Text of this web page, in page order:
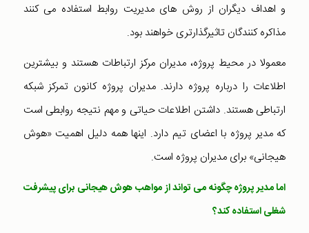
و اهداف دیگران از روش های مدیریت روابط استفاده می کنند
مذاکره کنندگان تاثیرگذارتری خواهند بود.
معمولا در محیط پروژه، مدیران مرکز ارتباطات هستند و بیشترین
اطلاعات را درباره پروژه دارند. مدیران پروژه کانون تمرکز شبکه
ارتباطی هستند. داشتن اطلاعات حیاتی و مهم نتیجه روابطی است
که مدیر پروژه با اعضای تیم دارد. اینها همه دلیل اهمیت «هوش
هیجانی» برای مدیران پروژه است.
اما مدیر پروژه چگونه می تواند از مواهب هوش هیجانی برای پیشرفت
شغلی استفاده کند؟